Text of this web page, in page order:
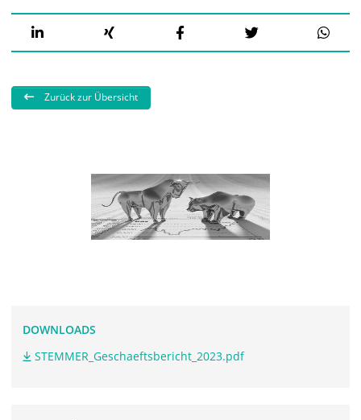
Zurück zur Übersicht
DOWNLOADS
STEMMER_Geschaeftsbericht_2023.pdf